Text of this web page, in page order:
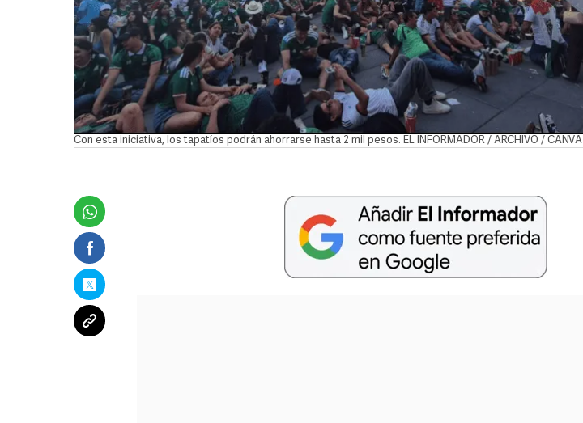
Con esta iniciativa, los tapatíos podrán ahorrarse hasta 2 mil pesos. EL INFORMADOR / ARCHIVO / CANVA